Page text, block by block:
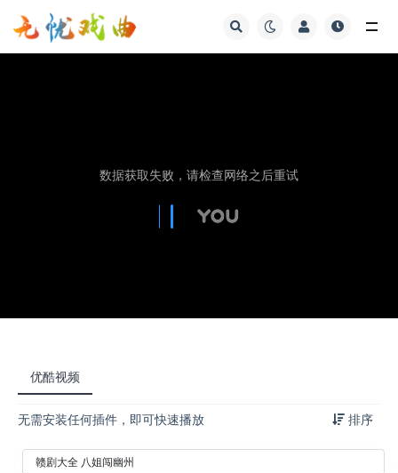
优酷视频
无需安装任何插件，即可快速播放 排序
赣剧大全 八姐闯幽州